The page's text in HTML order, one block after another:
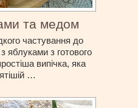
та медом
частування до
яблуками з готового
випічка, яка
…